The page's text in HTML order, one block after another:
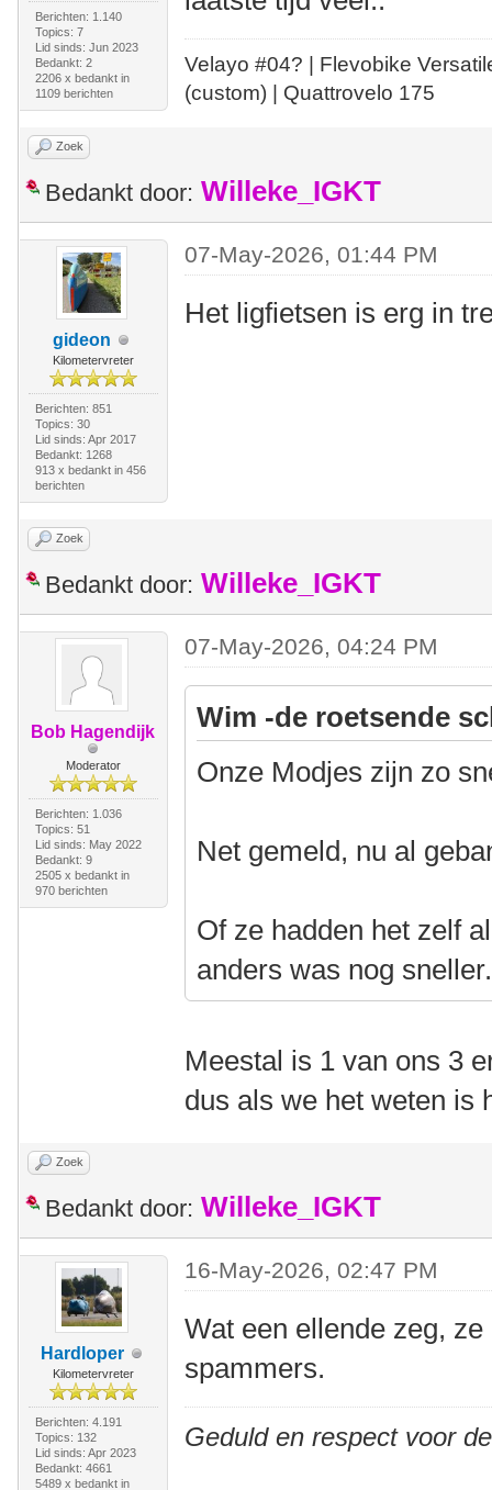
Berichten: 1.140
Topics: 7
Lid sinds: Jun 2023
Bedankt: 2
2206 x bedankt in
1109 berichten
Velayo #04? | Flevobike
(custom) | Quattrovelo 175
Zoek
Bedankt door: Willeke_IGKT
gideon
Kilometervreter
Berichten: 851
Topics: 30
Lid sinds: Apr 2017
Bedankt: 1268
913 x bedankt in 456
berichten
07-May-2026, 01:44 PM
Het ligfietsen is erg in
Zoek
Bedankt door: Willeke_IGKT
Bob Hagendijk
Moderator
Berichten: 1.036
Topics: 51
Lid sinds: May 2022
Bedankt: 9
2505 x bedankt in
970 berichten
07-May-2026, 04:24 PM
Wim -de roetsende
Onze Modjes zijn zo
Net gemeld, nu al
Of ze hadden het zelf
anders was nog sneller.
Meestal is 1 van ons 3
dus als we het weten is
Zoek
Bedankt door: Willeke_IGKT
Hardloper
Kilometervreter
Berichten: 4.191
Topics: 132
Lid sinds: Apr 2023
Bedankt: 4661
5489 x bedankt in
16-May-2026, 02:47 PM
Wat een ellende zeg,
spammers.
Geduld en respect voor